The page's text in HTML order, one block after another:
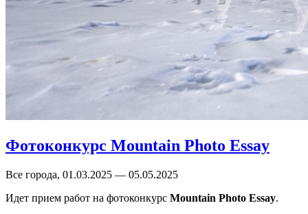
Фотоконкурс Mountain Photo Essay
Все города, 01.03.2025 — 05.05.2025
Идет прием работ на фотоконкурс Mountain Photo Essay.